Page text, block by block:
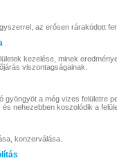
az erősen rárakódott
kezelése, minek
viszontagságainak.
gyöngyöt a még vizes felületre
nehezebben koszolódik a
konzerválása.